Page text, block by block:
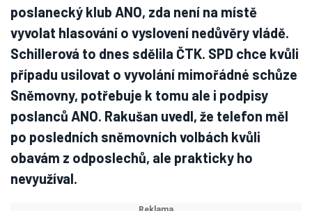
poslanecký klub ANO, zda není na místě
vyvolat hlasování o vyslovení nedůvěry vládě.
Schillerová to dnes sdělila ČTK. SPD chce kvůli
případu usilovat o vyvolání mimořádné schůze
Sněmovny, potřebuje k tomu ale i podpisy
poslanců ANO. Rakušan uvedl, že telefon měl
po posledních sněmovních volbách kvůli
obavám z odposlechů, ale prakticky ho
nevyužíval.